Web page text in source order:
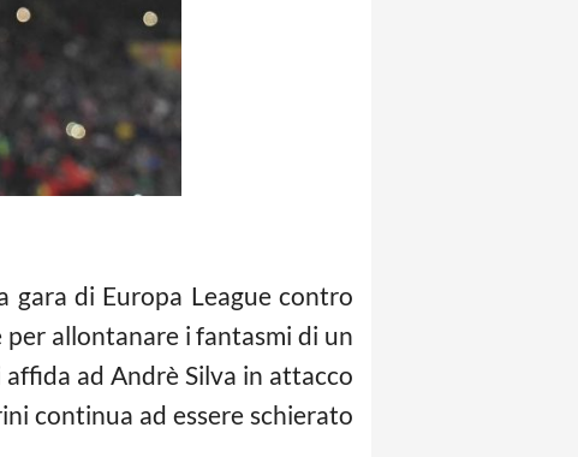
gara di Europa League contro
allontanare i fantasmi di un
ad Andrè Silva in attacco
continua ad essere schierato